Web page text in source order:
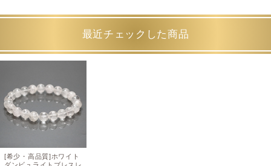
最近チェックした商品
[希少・高品質]ホワイト